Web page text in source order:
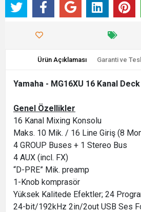
Ürün Açıklaması Garanti ve
Yamaha - MG16XU 16 Kanal
Genel Özellikler
16 Kanal Mixing Konsolu
Maks. 10 Mik. / 16 Line Giriş (8
4 GROUP Buses + 1 Stereo Bus
4 AUX (incl. FX)
“D-PRE” Mik. preamp
1-Knob komprasör
Yüksek Kalitede Efektler; 24
24-bit/192kHz 2in/2out USB Ses